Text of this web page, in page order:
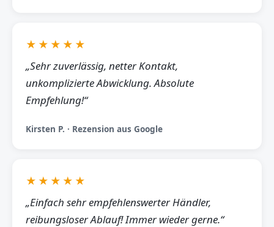
★★★★★
„Sehr zuverlässig, netter Kontakt,
unkomplizierte Abwicklung. Absolute
Empfehlung!“
Kirsten P. · Rezension aus Google
★★★★★
„Einfach sehr empfehlenswerter Händler,
reibungsloser Ablauf! Immer wieder gerne.“